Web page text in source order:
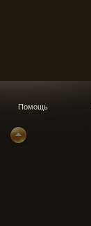
Помощь